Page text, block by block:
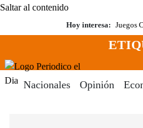
Saltar al contenido
Hoy interesa: Juegos
Menú
Nacionales Opinión